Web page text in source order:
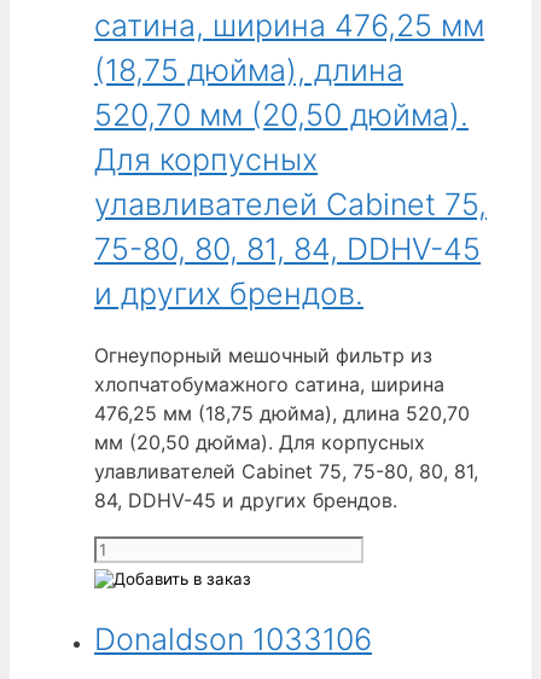
хлопчатобумажного
сатина,
ширина
476,25 мм
(18,75 дюйма),
длина
(10,50 дюйма).
Для
улавливателей
62,
64,
66
и
других
брендов.
сатина, ширина 476,25 мм
(18,75 дюйма), длина
520,70 мм (20,50 дюйма).
Для корпусных
улавливателей Cabinet 75,
75-80, 80, 81, 84, DDHV-45
и других брендов.
Огнеупорный мешочный фильтр из
хлопчатобумажного сатина, ширина
476,25 мм (18,75 дюйма), длина 520,70
мм (20,50 дюйма). Для корпусных
улавливателей Cabinet 75, 75-80, 80, 81,
84, DDHV-45 и других брендов.
Количество
товара
1033104
Donaldson 1033106